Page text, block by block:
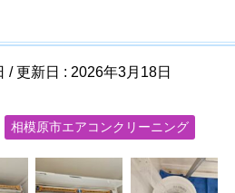
/ 更新日 : 2026年3月18日
相模原市エアコンクリーニング